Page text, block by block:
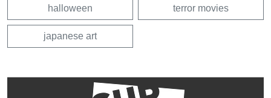
halloween terror movies
japanese art